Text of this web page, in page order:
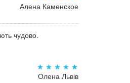
Алена Каменское
чудово.
Олена Львів